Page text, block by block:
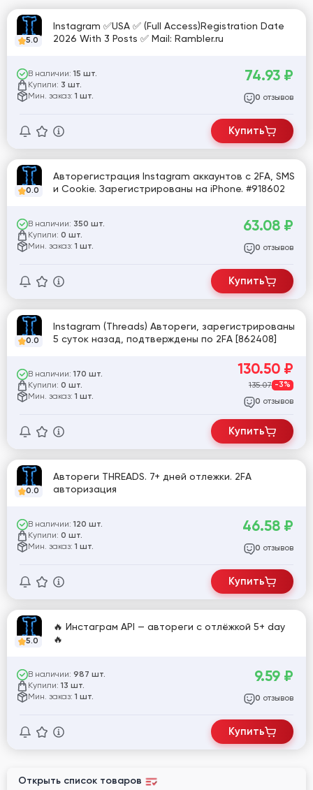
5.0
Instagram ✅USA ✅ (Full Access)Registration Date
2026 With 3 Posts ✅ Mail: Rambler.ru
В наличии: 15 шт.
Купили: 3 шт.
Мин. заказ: 1 шт.
74.93 ₽
0 отзывов
Купить
0.0
Авторегистрация Instagram аккаунтов с 2FA, SMS
и Cookie. Зарегистрированы на iPhone. #918602
В наличии: 350 шт.
Купили: 0 шт.
Мин. заказ: 1 шт.
63.08 ₽
0 отзывов
Купить
0.0
Instagram (Threads) Автореги, зарегистрированы
5 суток назад, подтверждены по 2FA [862408]
В наличии: 170 шт.
Купили: 0 шт.
Мин. заказ: 1 шт.
130.50 ₽
135.07 -3%
0 отзывов
Купить
0.0
Автореги THREADS. 7+ дней отлежки. 2FA
авторизация
В наличии: 120 шт.
Купили: 0 шт.
Мин. заказ: 1 шт.
46.58 ₽
0 отзывов
Купить
5.0
🔥 Инстаграм API — автореги с отлёжкой 5+ day
🔥
В наличии: 987 шт.
Купили: 13 шт.
Мин. заказ: 1 шт.
9.59 ₽
0 отзывов
Купить
Открыть список товаров